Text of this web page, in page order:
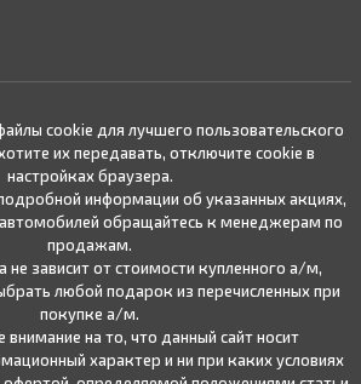
cookie для лучшего пользовательского
их передавать, отключите cookie в
настройках браузера.
информации об указанных акциях,
обращайтесь к менеджерам по
продажам.
не зависит от стоимости купленного а/м,
любой подарок из перечисленных при
покупке а/м.
на то, что данный сайт носит
характер и ни при каких условиях